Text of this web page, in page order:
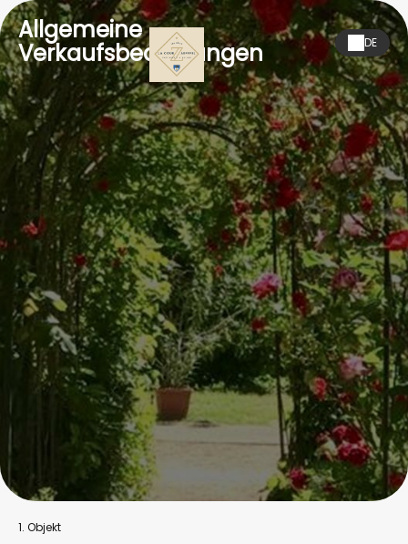
DE
Allgemeine
Verkaufsbedingungen
1. Objekt